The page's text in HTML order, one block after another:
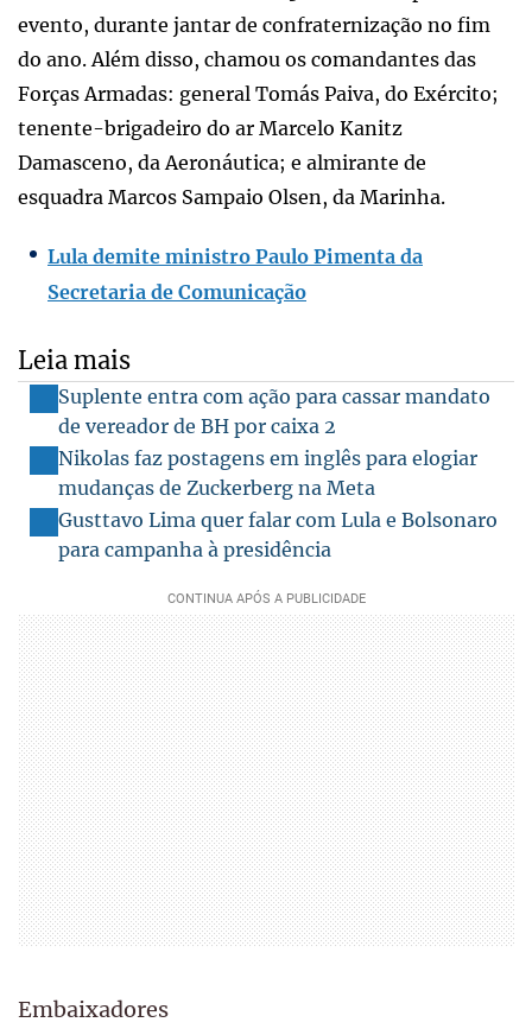
evento, durante jantar de confraternização no fim
do ano. Além disso, chamou os comandantes das
Forças Armadas: general Tomás Paiva, do Exército;
tenente-brigadeiro do ar Marcelo Kanitz
Damasceno, da Aeronáutica; e almirante de
esquadra Marcos Sampaio Olsen, da Marinha.
Lula demite ministro Paulo Pimenta da
Secretaria de Comunicação
Leia mais
Suplente entra com ação para cassar mandato
de vereador de BH por caixa 2
Nikolas faz postagens em inglês para elogiar
mudanças de Zuckerberg na Meta
Gusttavo Lima quer falar com Lula e Bolsonaro
para campanha à presidência
Embaixadores